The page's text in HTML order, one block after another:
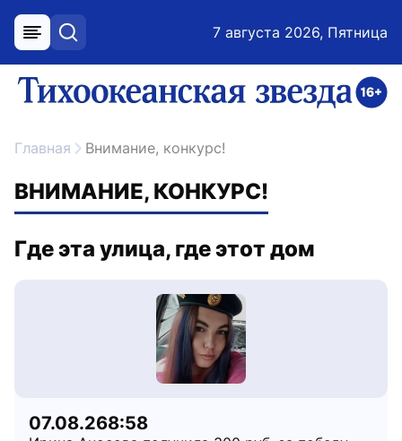
меню поиск 7 августа 2026, Пятница
ссылка на главную
Главная Внимание, конкурс!
ВНИМАНИЕ, КОНКУРС!
Где эта улица, где этот дом
07.08.268:58